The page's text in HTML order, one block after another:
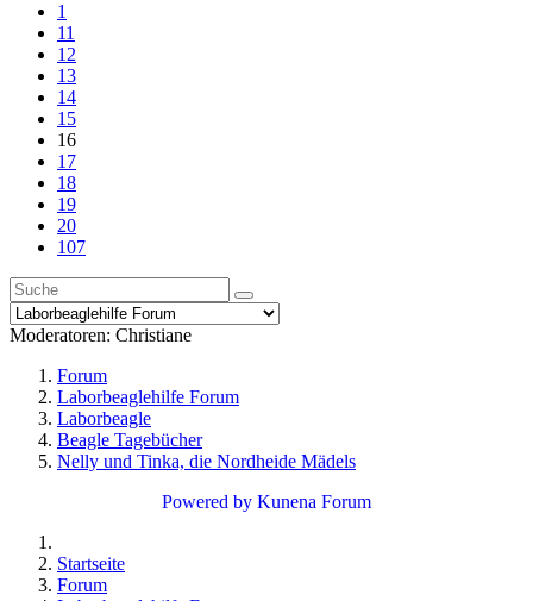
1
11
12
13
14
15
16
17
18
19
20
107
Moderatoren: Christiane
Forum
Laborbeaglehilfe Forum
Laborbeagle
Beagle Tagebücher
Nelly und Tinka, die Nordheide Mädels
Powered by Kunena Forum
Startseite
Forum